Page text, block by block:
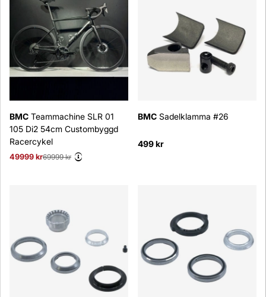
BMC Teammachine SLR 01
105 Di2 54cm Custombyggd
Racercykel
49999 kr
Ordinarie pris:
69999 kr
BMC Sadelklamma #26
499 kr